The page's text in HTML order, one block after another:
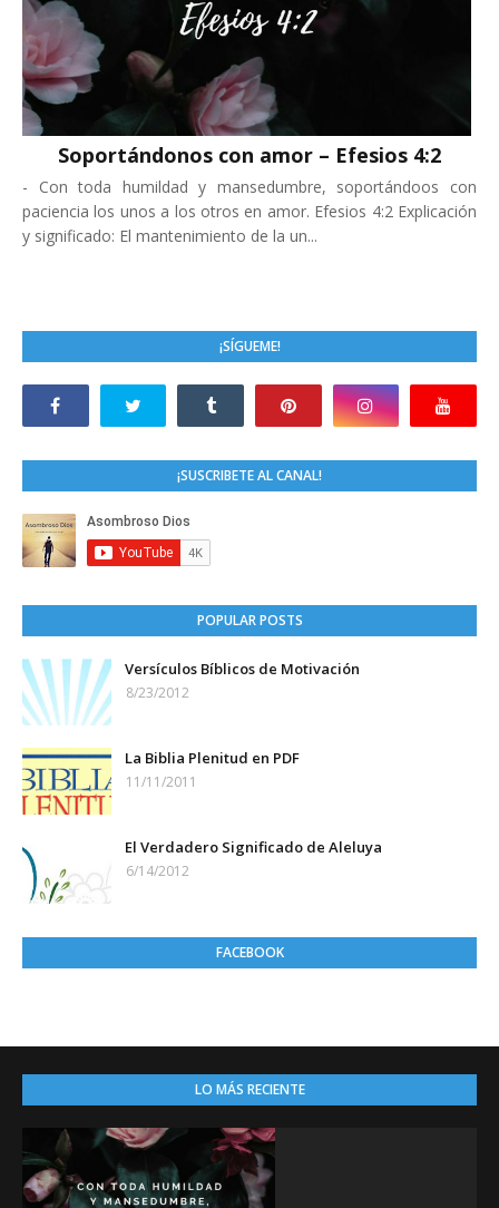
Soportándonos con amor – Efesios 4:2
- Con toda humildad y mansedumbre, soportándoos con
paciencia los unos a los otros en amor. Efesios 4:2 Explicación
y significado: El mantenimiento de la un...
¡SÍGUEME!
¡SUSCRIBETE AL CANAL!
POPULAR POSTS
Versículos Bíblicos de Motivación
8/23/2012
La Biblia Plenitud en PDF
11/11/2011
El Verdadero Significado de Aleluya
6/14/2012
FACEBOOK
LO MÁS RECIENTE